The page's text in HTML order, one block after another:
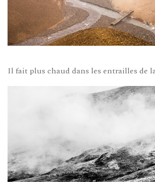
Il fait plus chaud dans les entrailles de